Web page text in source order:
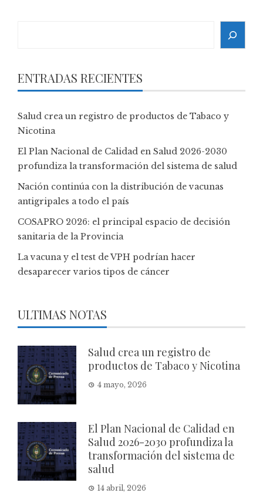
ENTRADAS RECIENTES
Salud crea un registro de productos de Tabaco y
Nicotina
El Plan Nacional de Calidad en Salud 2026-2030
profundiza la transformación del sistema de salud
Nación continúa con la distribución de vacunas
antigripales a todo el país
COSAPRO 2026: el principal espacio de decisión
sanitaria de la Provincia
La vacuna y el test de VPH podrían hacer
desaparecer varios tipos de cáncer
ULTIMAS NOTAS
Salud crea un registro de
productos de Tabaco y Nicotina
4 mayo, 2026
El Plan Nacional de Calidad en
Salud 2026-2030 profundiza la
transformación del sistema de
salud
14 abril, 2026